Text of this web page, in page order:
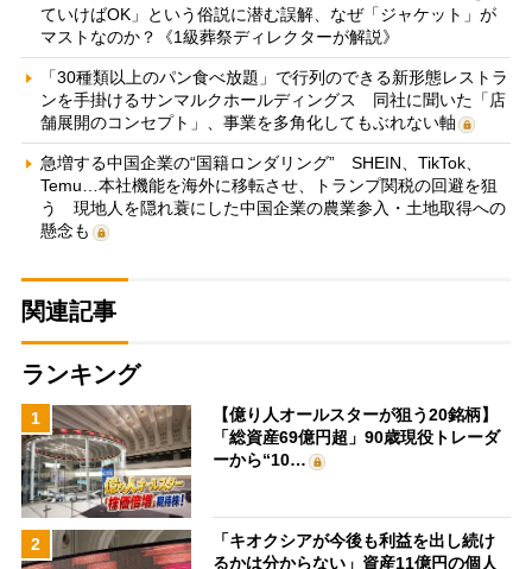
ていけばOK」という俗説に潜む誤解、なぜ「ジャケット」が
マストなのか？《1級葬祭ディレクターが解説》
「30種類以上のパン食べ放題」で行列のできる新形態レストラ
ンを手掛けるサンマルクホールディングス 同社に聞いた「店
舗展開のコンセプト」、事業を多角化してもぶれない軸
急増する中国企業の“国籍ロンダリング” SHEIN、TikTok、
Temu…本社機能を海外に移転させ、トランプ関税の回避を狙
う 現地人を隠れ蓑にした中国企業の農業参入・土地取得への
懸念も
関連記事
ランキング
1
【億り人オールスターが狙う20銘柄】
「総資産69億円超」90歳現役トレーダ
ーから“10…
2
「キオクシアが今後も利益を出し続け
るかは分からない」資産11億円の個人